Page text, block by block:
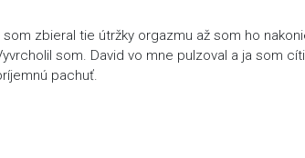
zbieral tie útržky orgazmu až som ho
som. David vo mne pulzoval a ja som
pachuť.